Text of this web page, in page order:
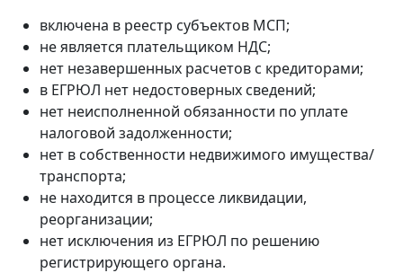
включена в реестр субъектов МСП;
не является плательщиком НДС;
нет незавершенных расчетов с кредиторами;
в ЕГРЮЛ нет недостоверных сведений;
нет неисполненной обязанности по уплате
налоговой задолженности;
нет в собственности недвижимого имущества/
транспорта;
не находится в процессе ликвидации,
реорганизации;
нет исключения из ЕГРЮЛ по решению
регистрирующего органа.